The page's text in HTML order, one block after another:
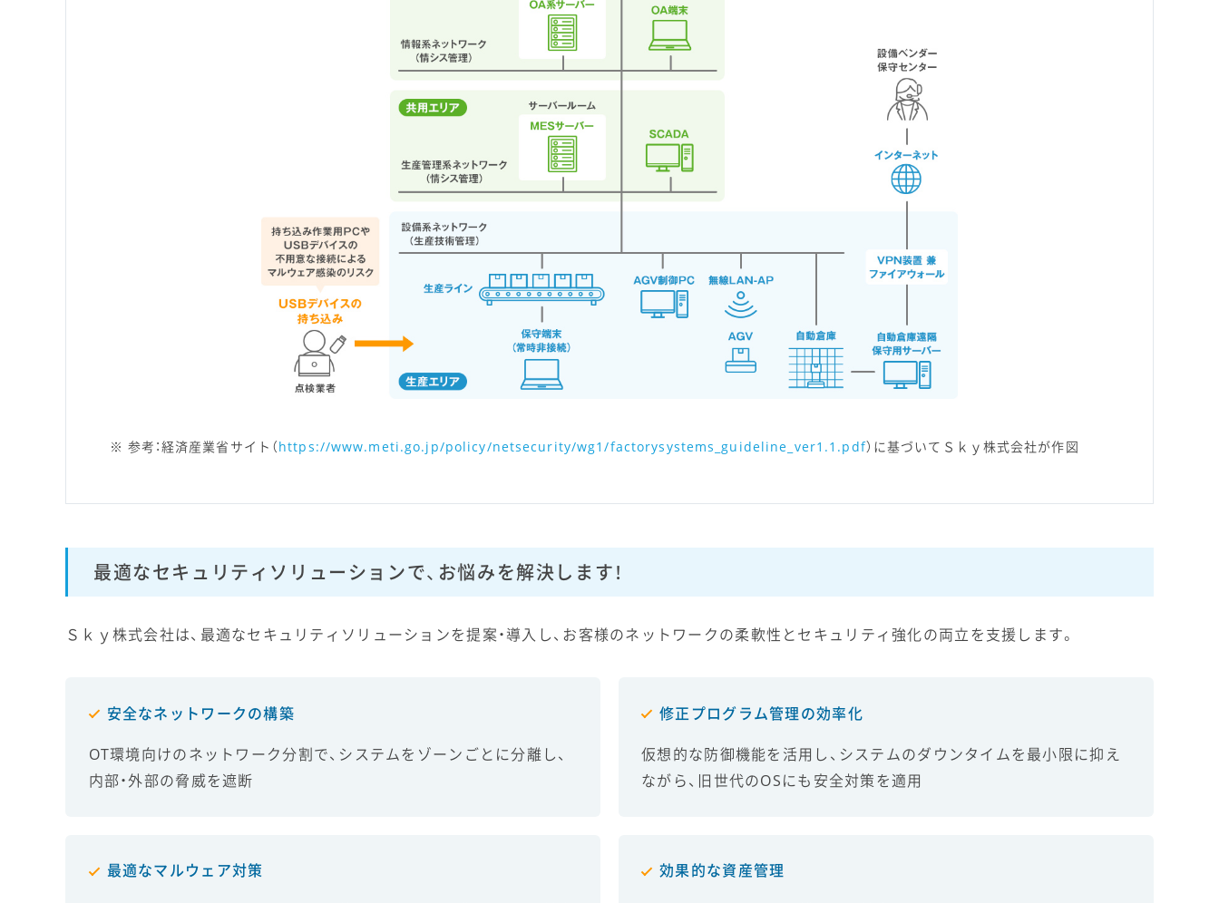
参考：経済産業省サイト（https://www.meti.go.jp/policy/netsecurity/wg1/factorysystems_guideline_ver1.1.pdf）に基づいてＳｋｙ株式会社が作図
最適なセキュリティソリューションで、お悩みを解決します！
Ｓｋｙ株式会社は、最適なセキュリティソリューションを提案・導入し、お客様のネットワークの柔軟性とセキュリティ強化の両立を支援します。
安全なネットワークの構築
OT環境向けのネットワーク分割で、システムをゾーンごとに分離し、
内部・外部の脅威を遮断
修正プログラム管理の効率化
仮想的な防御機能を活用し、システムのダウンタイムを最小限に抑え
ながら、旧世代のOSにも安全対策を適用
最適なマルウェア対策 効果的な資産管理